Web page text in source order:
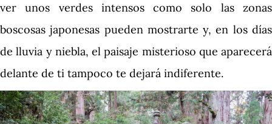
ver unos verdes intensos como solo las zonas
boscosas japonesas pueden mostrarte y, en los días
de lluvia y niebla, el paisaje misterioso que aparecerá
delante de ti tampoco te dejará indiferente.